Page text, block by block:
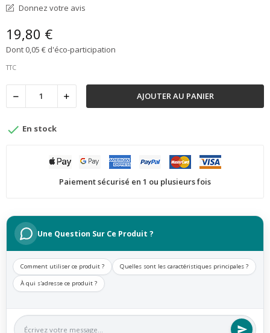
Donnez votre avis
19,80 €
Dont 0,05 € d'éco-participation
TTC
AJOUTER AU PANIER
 En stock
Paiement sécurisé en 1 ou plusieurs fois
Une Question Sur Ce Produit ?
Comment utiliser ce produit ? Quelles sont les caractéristiques principales ?
À qui s'adresse ce produit ?